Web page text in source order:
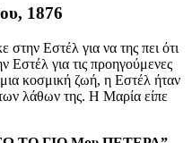
1876
Εστέλ για να της πει ότι
Εστέλ για τις προηγούμενες
μια κοσμική ζωή, η Εστέλ ήταν
λάθων της. Η Μαρία είπε